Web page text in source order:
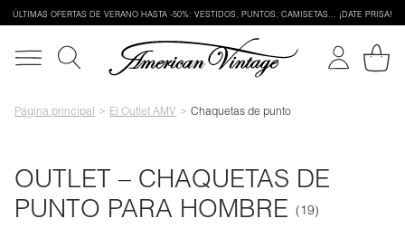
ÚLTIMAS OFERTAS DE VERANO HASTA -50%: VESTIDOS, PUNTOS, CAMISETAS… ¡DATE PRISA!
Página principal El Outlet AMV Chaquetas de punto
OUTLET – CHAQUETAS DE
PUNTO PARA HOMBRE